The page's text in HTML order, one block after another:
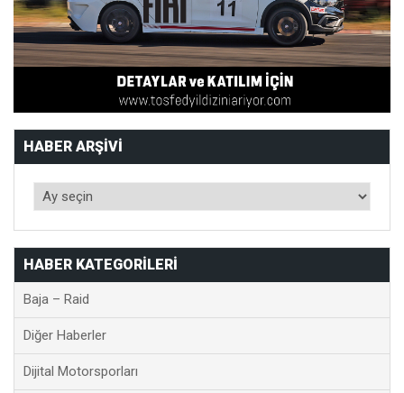
HABER ARŞIVI
HABER KATEGORILERI
Baja – Raid
Diğer Haberler
Dijital Motorsporları